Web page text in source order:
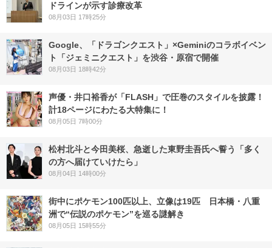
ドラインが示す診療改革
08月03日 17時25分
Google、「ドラゴンクエスト」×Geminiのコラボイベン
ト「ジェミニクエスト」を渋谷・原宿で開催
08月03日 18時42分
声優・井口裕香が「FLASH」で圧巻のスタイルを披露！
計18ページにわたる大特集に！
08月05日 7時00分
松村北斗と今田美桜、急逝した東野圭吾氏へ誓う「多く
の方へ届けていけたら」
08月04日 14時00分
街中にポケモン100匹以上、立像は19匹 日本橋・八重
洲で“伝説のポケモン”を巡る謎解き
08月05日 15時55分